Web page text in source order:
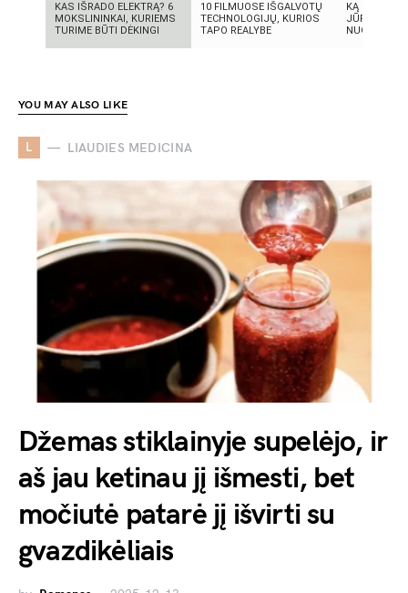
KAS IŠRADO ELEKTRĄ? 6
MOKSLININKAI, KURIEMS
TURIME BŪTI DĖKINGI
10 FILMUOSE IŠGALVOTŲ
TECHNOLOGIJŲ, KURIOS
TAPO REALYBE
KĄ SLEPIA
JŪRA? 5
YOU MAY ALSO LIKE
L LIAUDIES MEDICINA
Džemas stiklainyje supelėjo, ir
aš jau ketinau jį išmesti, bet
močiutė patarė jį išvirti su
gvazdikėliais